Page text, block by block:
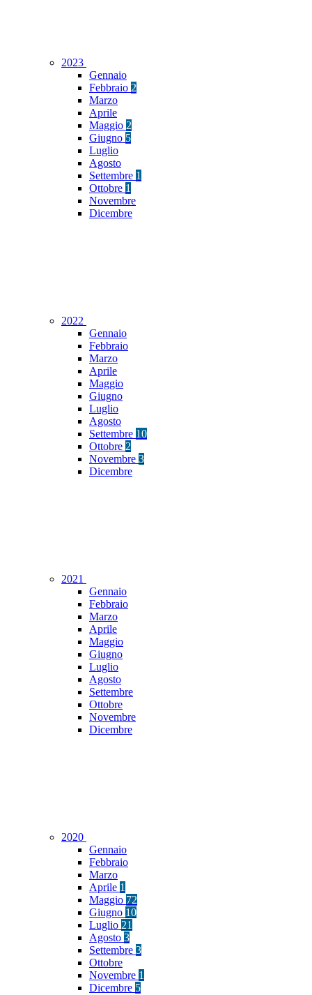
2023
Gennaio
Febbraio 2
Marzo
Aprile
Maggio 2
Giugno 5
Luglio
Agosto
Settembre 1
Ottobre 1
Novembre
Dicembre
2022
Gennaio
Febbraio
Marzo
Aprile
Maggio
Giugno
Luglio
Agosto
Settembre 10
Ottobre 2
Novembre 3
Dicembre
2021
Gennaio
Febbraio
Marzo
Aprile
Maggio
Giugno
Luglio
Agosto
Settembre
Ottobre
Novembre
Dicembre
2020
Gennaio
Febbraio
Marzo
Aprile 1
Maggio 72
Giugno 10
Luglio 21
Agosto 3
Settembre 3
Ottobre
Novembre 1
Dicembre 5